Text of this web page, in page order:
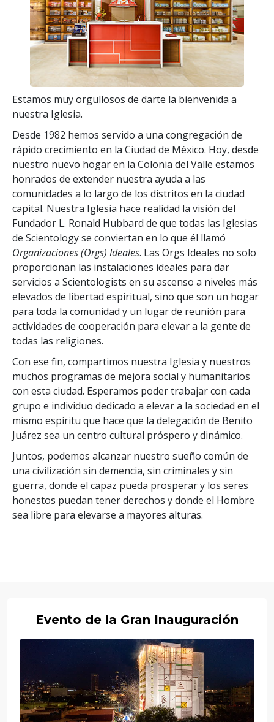
Estamos muy orgullosos de darte la bienvenida a
nuestra Iglesia.
Desde 1982 hemos servido a una congregación de
rápido crecimiento en la Ciudad de México. Hoy, desde
nuestro nuevo hogar en la Colonia del Valle estamos
honrados de extender nuestra ayuda a las
comunidades a lo largo de los distritos en la ciudad
capital. Nuestra Iglesia hace realidad la visión del
Fundador L. Ronald Hubbard de que todas las Iglesias
de Scientology se conviertan en lo que él llamó
Organizaciones (Orgs) Ideales. Las Orgs Ideales no solo
proporcionan las instalaciones ideales para dar
servicios a Scientologists en su ascenso a niveles más
elevados de libertad espiritual, sino que son un hogar
para toda la comunidad y un lugar de reunión para
actividades de cooperación para elevar a la gente de
todas las religiones.
Con ese fin, compartimos nuestra Iglesia y nuestros
muchos programas de mejora social y humanitarios
con esta ciudad. Esperamos poder trabajar con cada
grupo e individuo dedicado a elevar a la sociedad en el
mismo espíritu que hace que la delegación de Benito
Juárez sea un centro cultural próspero y dinámico.
Juntos, podemos alcanzar nuestro sueño común de
una civilización sin demencia, sin criminales y sin
guerra, donde el capaz pueda prosperar y los seres
honestos puedan tener derechos y donde el Hombre
sea libre para elevarse a mayores alturas.
Evento de la Gran Inauguración